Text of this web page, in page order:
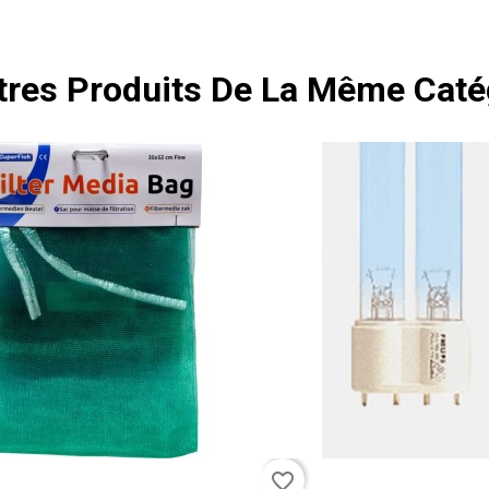
Produits De La Même
favorite_border